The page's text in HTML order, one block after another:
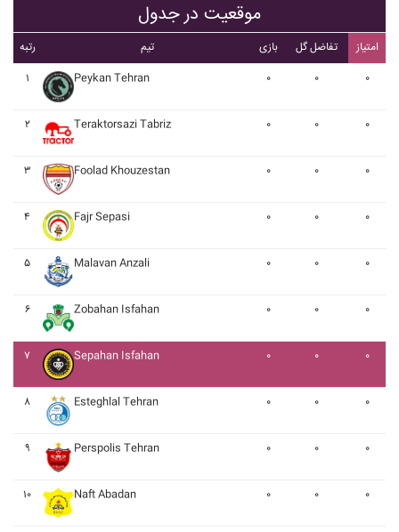
موقعیت در جدول
رتبه تیم بازی تفاضل گل
امتیاز
۱
Peykan Tehran ۰ ۰ ۰
۲ Teraktorsazi Tabriz ۰ ۰ ۰
۳ Foolad Khouzestan ۰ ۰ ۰
۴ Fajr Sepasi ۰ ۰ ۰
۵ Malavan Anzali ۰ ۰ ۰
۶ Zobahan Isfahan ۰ ۰ ۰
۷ Sepahan Isfahan ۰ ۰ ۰
۸ Esteghlal Tehran ۰ ۰ ۰
۹ Perspolis Tehran ۰ ۰ ۰
۱۰ Naft Abadan ۰ ۰ ۰